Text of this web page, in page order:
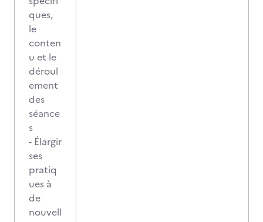
ques,
le
conten
u et le
déroul
ement
des
séance
s
- Élargir
ses
pratiq
ues à
de
nouvell